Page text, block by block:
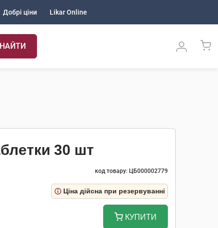
Добрі ціни Likar Online
30 шт
код товару: ЦБ000002779
Ціна дійсна при резервуванні
КУПИТИ